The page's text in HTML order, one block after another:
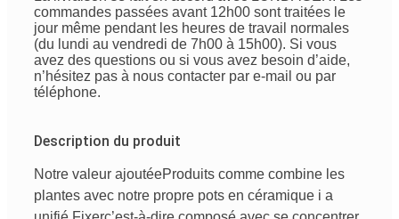
commandes passées avant 12h00 sont traitées le
jour même pendant les heures de travail normales
(du lundi au vendredi de 7h00 à 15h00). Si vous
avez des questions ou si vous avez besoin d’aide,
n’hésitez pas à nous contacter par e-mail ou par
téléphone.
Description du produit
Notre valeur ajoutéeProduits comme combine les
plantes avec notre propre pots en céramique i a